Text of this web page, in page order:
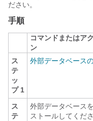
ださい。
手順
コマンドまたはア
ン
ス
テ
ッ
プ 1
外部データベース
ス
テ
外部データベース
ストールしてくださ